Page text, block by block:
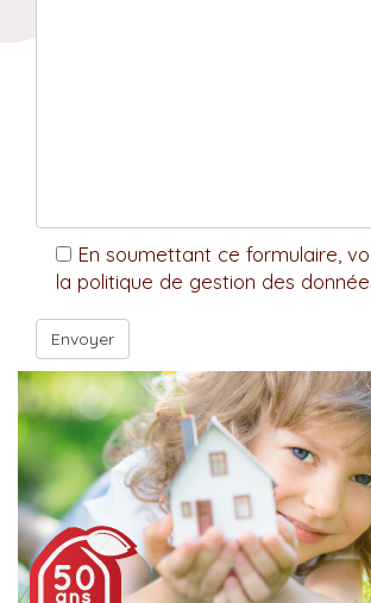
En soumettant ce formulaire,
la politique de gestion des